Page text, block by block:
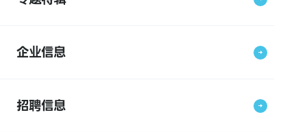
企业信息
招聘信息